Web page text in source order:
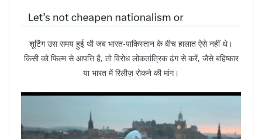
शूटिंग उस समय हुई थी जब भारत-पाकिस्तान के बीच हालात ऐसे नहीं थे।
किसी को फिल्म से आपत्ति है, तो विरोध लोकतांत्रिक ढंग से करें, जैसे बहिष्कार
या भारत में रिलीज़ रोकने की मांग।